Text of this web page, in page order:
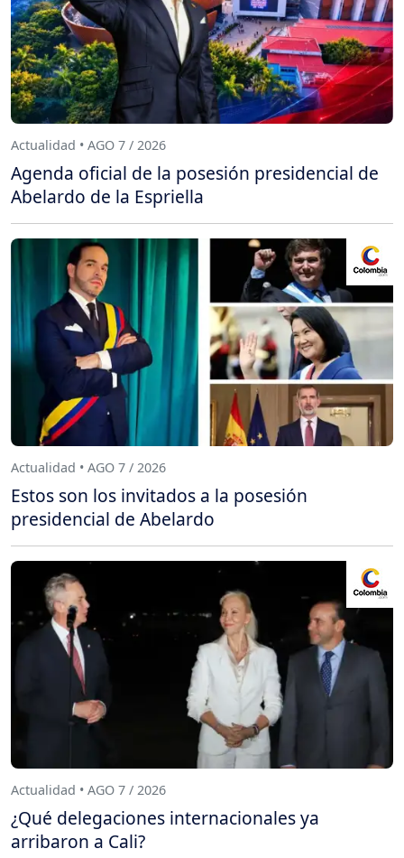
Actualidad • AGO 7 / 2026
Agenda oficial de la posesión presidencial de
Abelardo de la Espriella
Actualidad • AGO 7 / 2026
Estos son los invitados a la posesión
presidencial de Abelardo
Actualidad • AGO 7 / 2026
¿Qué delegaciones internacionales ya
arribaron a Cali?